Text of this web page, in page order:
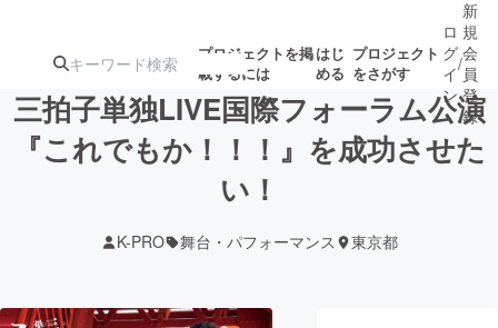
プロジェクトを掲
載するには
はじ
める
プロジェクト
をさがす
注目の新着プロ
ロ
グ
イ
ン
/
新
規
会
員
登
録
三拍子単独LIVE国際フォーラム公演
『これでもか！！！』を成功させた
い！
K-PRO 舞台・パフォーマンス 東京都